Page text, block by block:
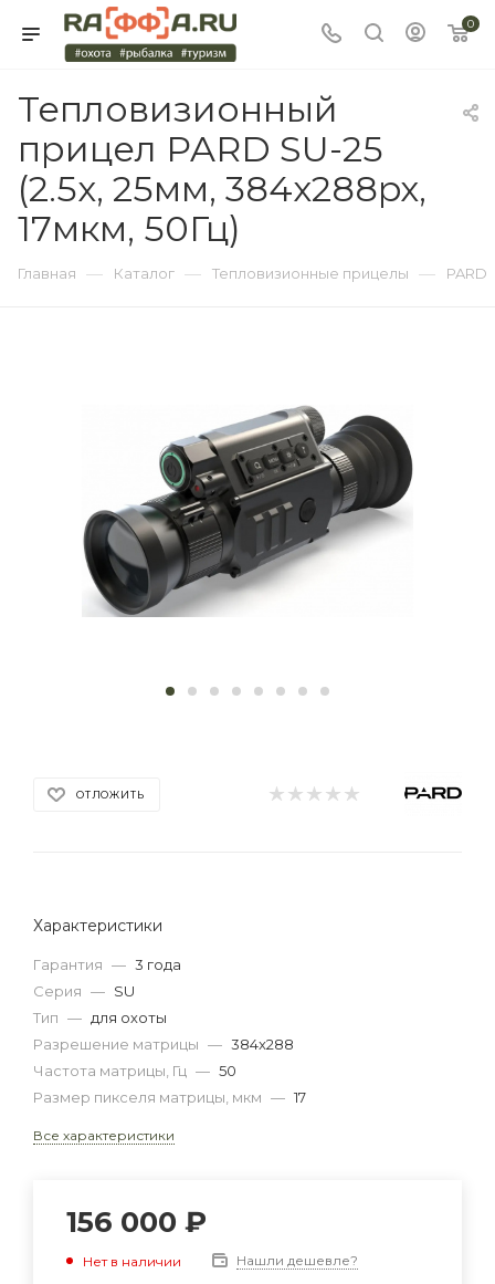
0
Тепловизионный
прицел PARD SU-25
(2.5x, 25мм, 384x288px,
17мкм, 50Гц)
Главная — Каталог — Тепловизионные прицелы — PARD
ОТЛОЖИТЬ
Характеристики
Гарантия — 3 года
Серия — SU
Тип — для охоты
Разрешение матрицы — 384x288
Частота матрицы, Гц — 50
Размер пикселя матрицы, мкм — 17
Все характеристики
156 000 ₽
Нет в наличии Нашли дешевле?